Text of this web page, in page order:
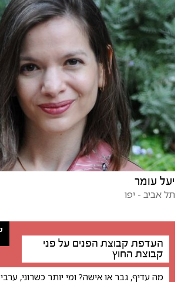
יעל עומר
תל אביב - יפו
העדפת קבוצת הפנים על פני
קבוצת החוץ
מה עדיף, גבר או אישה? ומי יותר כשרוני,